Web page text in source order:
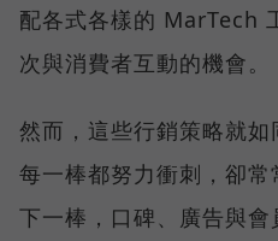
配各式各樣的 MarTech
次與消費者互動的機會。
然而，這些行銷策略就
每一棒都努力衝刺，卻
下一棒，口碑、廣告與